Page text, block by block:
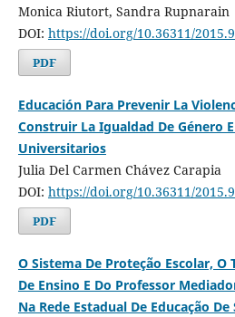
Monica Riutort, Sandra Rupnarain
DOI: https://doi.org/10.36311/
PDF
Educación Para Prevenir La
Construir La Igualdad De Género
Universitarios
Julia Del Carmen Chávez Carapia
DOI: https://doi.org/10.36311/
PDF
O Sistema De Proteção Escolar,
De Ensino E Do Professor
Na Rede Estadual De Educação De